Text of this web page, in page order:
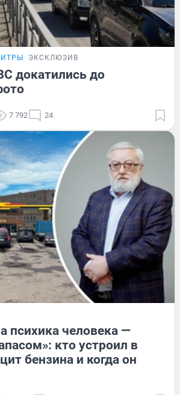
ЭКСКЛЮЗИВ
докатились до
7 792 24
психика человека —
кто устроил в
бензина и когда он